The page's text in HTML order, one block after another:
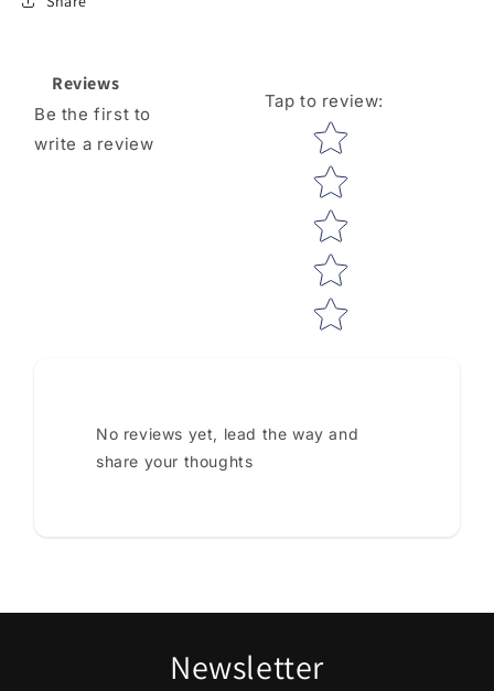
Reviews
Be the first to
write a review
Tap to review:
Star rating
No reviews yet, lead the way and
share your thoughts
Newsletter